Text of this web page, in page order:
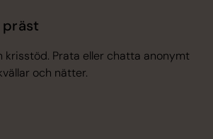
krisstöd. Prata eller chatta anonymt
och nätter.